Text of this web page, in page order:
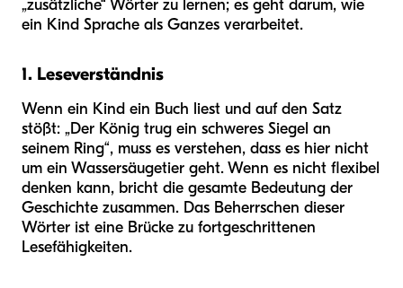
„zusätzliche“ Wörter zu lernen; es geht darum, wie
ein Kind Sprache als Ganzes verarbeitet.
1. Leseverständnis
Wenn ein Kind ein Buch liest und auf den Satz
stößt: „Der König trug ein schweres Siegel an
seinem Ring“, muss es verstehen, dass es hier nicht
um ein Wassersäugetier geht. Wenn es nicht flexibel
denken kann, bricht die gesamte Bedeutung der
Geschichte zusammen. Das Beherrschen dieser
Wörter ist eine Brücke zu fortgeschrittenen
Lesefähigkeiten.